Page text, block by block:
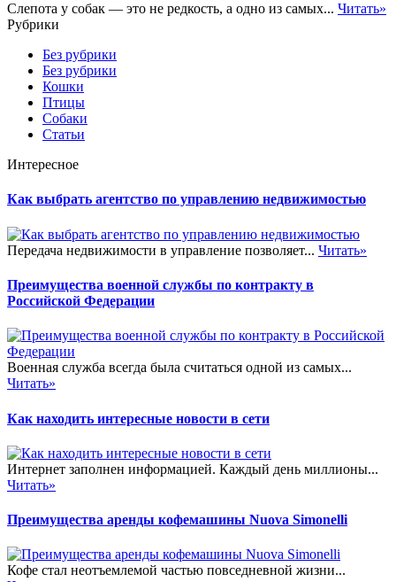
Слепота у собак — это не редкость, а одно из самых... Читать»
Рубрики
Без рубрики
Без рубрики
Кошки
Птицы
Собаки
Статьи
Интересное
Как выбрать агентство по управлению недвижимостью
Передача недвижимости в управление позволяет... Читать»
Преимущества военной службы по контракту в
Российской Федерации
Военная служба всегда была считаться одной из самых...
Читать»
Как находить интересные новости в сети
Интернет заполнен информацией. Каждый день миллионы...
Читать»
Преимущества аренды кофемашины Nuova Simonelli
Кофе стал неотъемлемой частью повседневной жизни...